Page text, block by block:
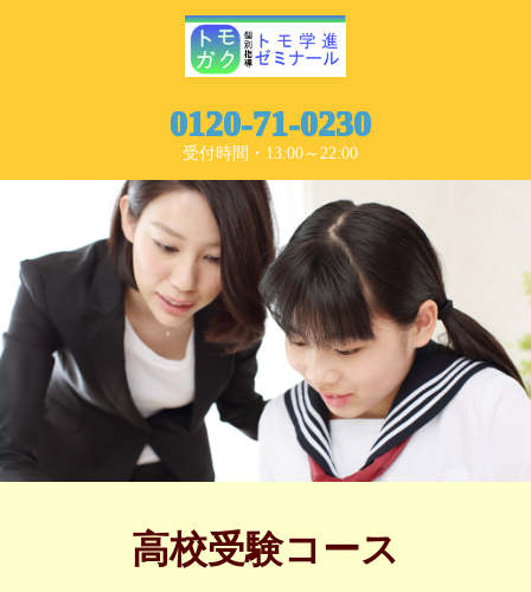
0120-71-0230
受付時間・13:00～22:00
高校受験コース